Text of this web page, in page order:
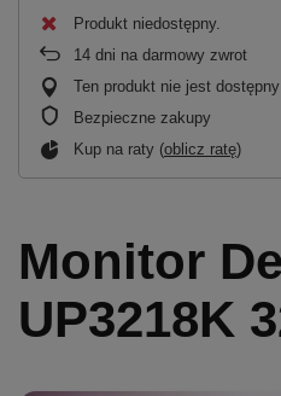
Produkt niedostępny
14 dni na darmowy zwrot
Ten produkt nie jest
Bezpieczne zakupy
Kup na raty (oblicz ratę)
Monitor
UP3218K